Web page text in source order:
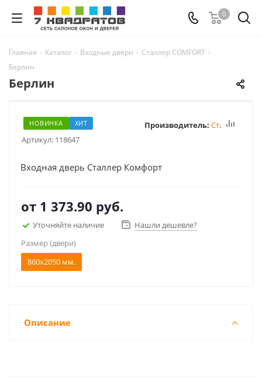
0
Главная - Каталог - Входные двери - Сталлер COMFORT -
Берлин
Берлин
НОВИНКА ХИТ
Артикул: 118647
Производитель: Сталлер
Входная дверь Сталлер Комфорт
от 1 373.90 руб.
Уточняйте наличие
Нашли дешевле?
Размер (двери)
860x2050 мм.
Описание